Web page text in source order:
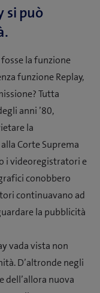
si può
la funzione
funzione Replay,
Tutta
anni ’80,
la
Corte Suprema
i videoregistratori e
conobbero
continuavano ad
la pubblicità
vada vista non
D’altronde negli
dell’allora nuova